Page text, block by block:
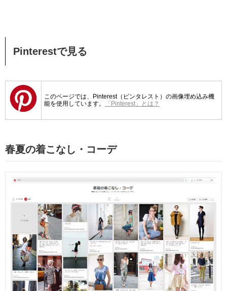
Pinterestで見る
このページでは、Pinterest（ピンタレスト）の画像埋め込み機
能を使用しています。
「Pinterest」とは？
春夏の着こなし・コーデ